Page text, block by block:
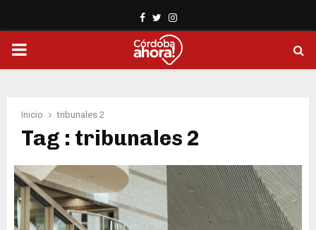
Facebook
TwitterInstagram
PRIMARY
Inicio tribunales 2
Tag : tribunales 2